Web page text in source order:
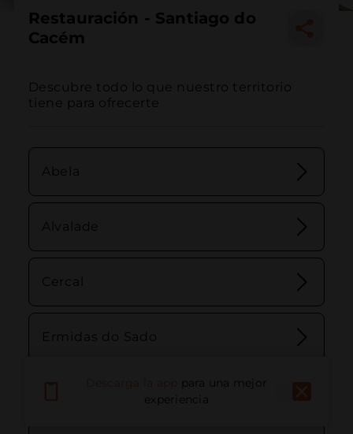
Restauración - Santiago do
Cacém
Descubre todo lo que nuestro territorio
tiene para ofrecerte
Abela
Alvalade
Cercal
Ermidas do Sado
para una mejor
experiencia